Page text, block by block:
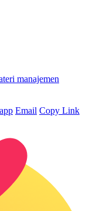
manajemen
Email Copy Link